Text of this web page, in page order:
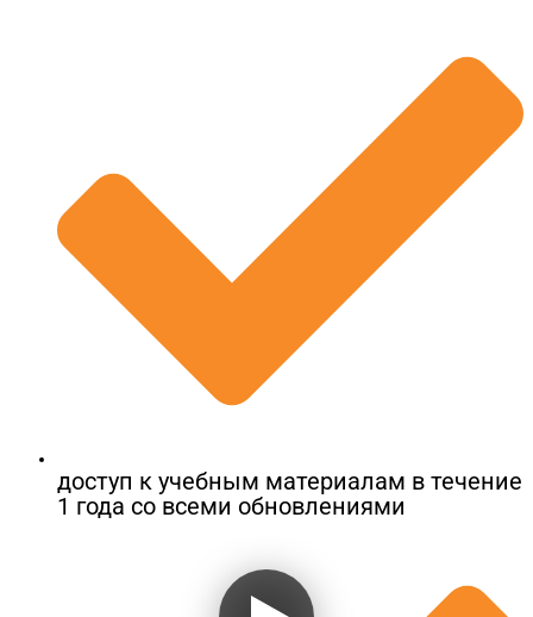
доступ к учебным материалам в течение
1 года со всеми обновлениями